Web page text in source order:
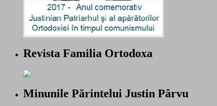
Revista Familia Ortodoxa
Minunile Părintelui Justin Pârvu